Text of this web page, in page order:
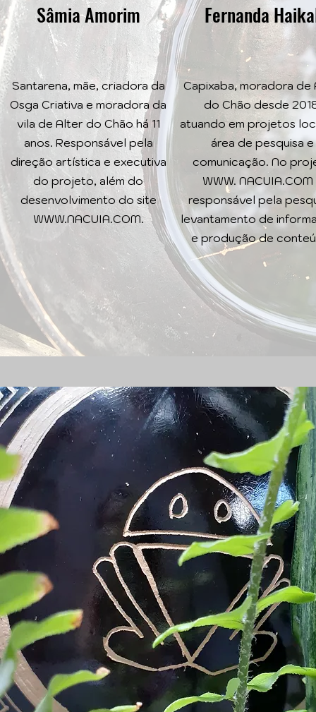
Sâmia Amorim
Santarena, mãe, criadora da
Osga Criativa e moradora da
vila de Alter do Chão há 11
anos. Responsável pela
direção artística e executiva
do projeto, além do
desenvolvimento do site
WWW.NACUIA.COM.
Fernanda
Capixaba, moradora de
do Chão desde
atuando em projetos
área de pesquisa e
comunicação. No
WWW. NACUIA.COM
responsável pela
levantamento de
e produção de